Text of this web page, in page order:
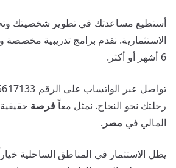
أستطيع مساعدتك في تطوير شخصيتك
الاستثمارية. نقدم برامج تدريبية مخصصة
6 أشهر أو أكثر.
رحلتك نحو النجاح. نمثل معاًفرصة
المالي في مصر .
يظل الاستثمار في المناطق الساحلية